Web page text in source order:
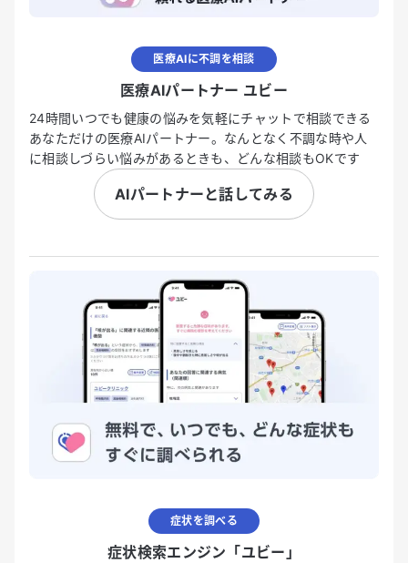
医療AIに不調を相談
医療AIパートナー ユビー
24時間いつでも健康の悩みを気軽にチャットで相談できる
あなただけの医療AIパートナー。なんとなく不調な時や人
に相談しづらい悩みがあるときも、どんな相談もOKです
AIパートナーと話してみる
症状を調べる
症状検索エンジン「ユビー」